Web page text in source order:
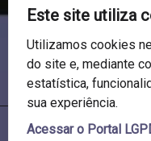
96 %
Este site utiliza
Utilizamos cookies
do site e, mediante
estatística,
sua experiência.
Acessar o Portal